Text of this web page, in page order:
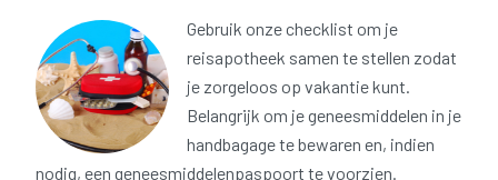
Gebruik onze checklist om je
reisapotheek samen te stellen zodat
je zorgeloos op vakantie kunt.
Belangrijk om je geneesmiddelen in je
handbagage te bewaren en, indien
nodig, een geneesmiddelenpaspoort te voorzien.